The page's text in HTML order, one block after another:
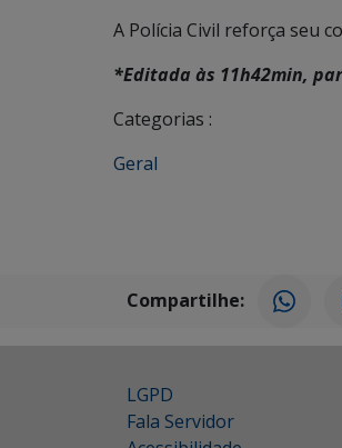
A Polícia Civil reforça seu
*Editada às 11h42min,
Categorias :
Geral
Compartilhe:
LGPD
Fala Servidor